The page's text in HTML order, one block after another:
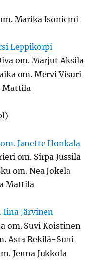
Marika Isoniemi
Leppikorpi
om. Marjut Aksila
om. Mervi Visuri
Mattila
Janette Honkala
om. Sirpa Jussila
om. Nea Jokela
Mattila
Iina Järvinen
om. Suvi Koistinen
Asta Rekilä-Suni
Jenna Jukkola